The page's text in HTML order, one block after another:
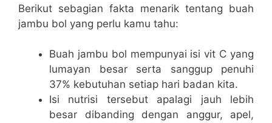
Berikut sebagian fakta menarik tentang buah
jambu bol yang perlu kamu tahu:
Buah jambu bol mempunyai isi vit C yang
lumayan besar serta sanggup penuhi
37% kebutuhan setiap hari badan kita.
Isi nutrisi tersebut apalagi jauh lebih
besar dibanding dengan anggur, apel,